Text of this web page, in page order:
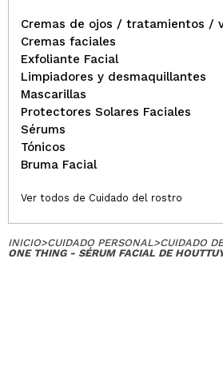
Cremas de ojos / tratamientos /
Cremas faciales
Exfoliante Facial
Limpiadores y desmaquillantes
Mascarillas
Protectores Solares Faciales
Sérums
Tónicos
Bruma Facial
Ver todos de Cuidado del rostro
INICIO>CUIDADO PERSONAL>CUIDADO
ONE THING - SÉRUM FACIAL DE